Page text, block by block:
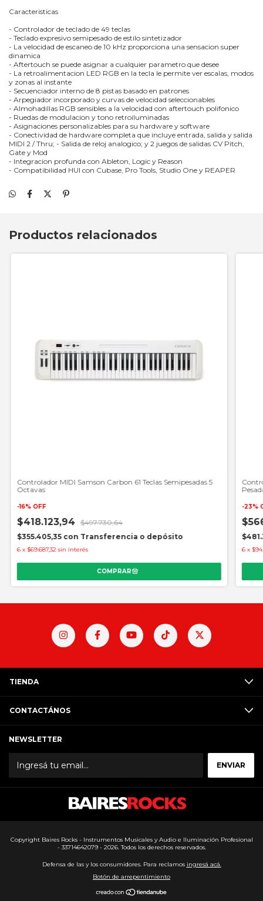
Caracteristicas
- Controlador de teclado de 49 teclas
- Teclado expresivo semipesado de estilo sintetizador
- La velocidad de escaneo de 10 kHz proporciona una sensacion super
dinamica
- Aftertouch se puede asignar a cualquier parametro que desee
- La retroalimentacion LED RGB en la tecla le permite ver escalas, modos
y zonas al instante
- Secuenciador interno de 8 pistas basado en patrones
- Arpegiador incorporado y curvas de velocidad seleccionables
- Almohadillas RGB sensibles a la velocidad con aftertouch polifonico
- Ruedas de modulacion y tono retroiluminadas
- Asignaciones personalizables para su hardware y software
- Conectividad de hardware completa que incluye entrada, salida y salida
MIDI 2 / Thru; - Salida de reloj analogico; y 2 juegos de salidas CV Pitch,
Gate y Mod
- Integracion profunda con Ableton, Logic y Reason
- Compatibilidad HUI con Cubase, Pro Tools, Studio One y REAPER
Productos relacionados
Controlador MIDI Samson Carbon 61 Teclas Semipesadas 5
Octavas
-16% OFF
$418.123,94 $497.730,64
$355.405,35 con Transferencia o depósito
6 x $69.687,32 sin interés
-23%
6 x
TIENDA
CONTACTÁNOS
NEWSLETTER
Copyright Baires Rocks - Instrumentos Musicales y Audio e Iluminación Profesional
- 33714642079 - 2026. Todos los derechos reservados.
Defensa de las y los consumidores. Para reclamos ingresá acá.
Botón de arrepentimiento